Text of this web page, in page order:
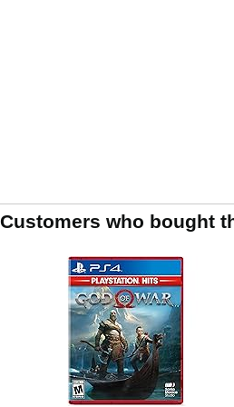
Customers who bought